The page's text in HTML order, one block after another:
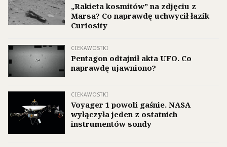
„Rakieta kosmitów” na zdjęciu z
Marsa? Co naprawdę uchwycił łazik
Curiosity
CIEKAWOSTKI
Pentagon odtajnił akta UFO. Co
naprawdę ujawniono?
CIEKAWOSTKI
Voyager 1 powoli gaśnie. NASA
wyłączyła jeden z ostatnich
instrumentów sondy